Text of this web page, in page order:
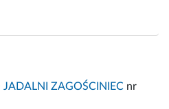
ZAGOŚCINIEC nr